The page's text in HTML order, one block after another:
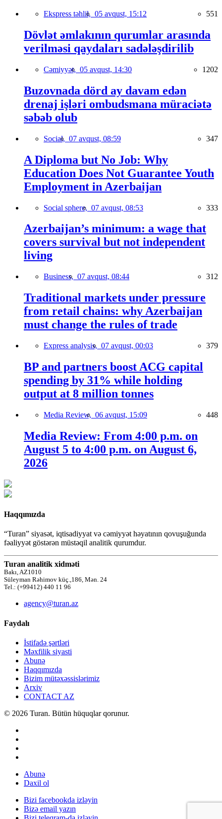
Ekspress təhlil, 05 avqust, 15:12 551
Dövlət əmlakının qurumlar arasında
verilməsi qaydaları sadələşdirilib
Cəmiyyət, 05 avqust, 14:30 1202
Buzovnada dörd ay davam edən
drenaj işləri ombudsmana müraciətə
səbəb olub
Social, 07 avqust, 08:59 347
A Diploma but No Job: Why
Education Does Not Guarantee Youth
Employment in Azerbaijan
Social sphere, 07 avqust, 08:53 333
Azerbaijan’s minimum: a wage that
covers survival but not independent
living
Business, 07 avqust, 08:44 312
Traditional markets under pressure
from retail chains: why Azerbaijan
must change the rules of trade
Express analysis, 07 avqust, 00:03 379
BP and partners boost ACG capital
spending by 31% while holding
output at 8 million tonnes
Media Review, 06 avqust, 15:09 448
Media Review: From 4:00 p.m. on
August 5 to 4:00 p.m. on August 6,
2026
Haqqımızda
“Turan” siyasət, iqtisadiyyat və cəmiyyət həyatının qovuşuğunda
fəaliyyət göstərən müstəqil analitik qurumdur.
Turan analitik xidməti
Bakı, AZ1010
Süleyman Rəhimov küç.,186, Mən. 24
Tel.: (+99412) 440 11 96
agency@turan.az
Faydalı
İstifadə şərtləri
Məxfilik siyasti
Abunə
Haqqımızda
Bizim mütəxəssislərimiz
Arxiv
CONTACT AZ
© 2026 Turan. Bütün hüquqlar qorunur.
Abunə
Daxil ol
Bizi facebookda izləyin
Bizə email yazın